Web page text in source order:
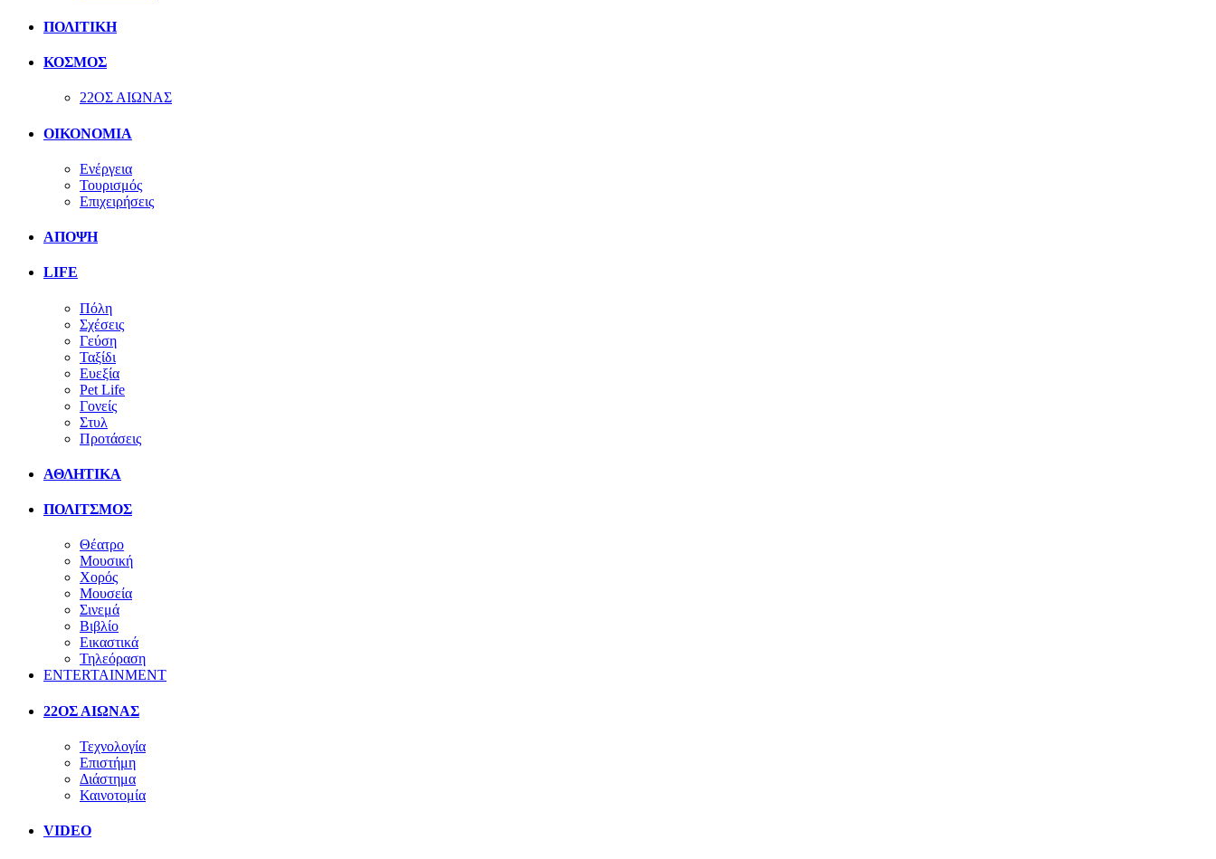
ΠΟΛΙΤΙΚΗ
ΚΟΣΜΟΣ
22ΟΣ ΑΙΩΝΑΣ
ΟΙΚΟΝΟΜΙΑ
Ενέργεια
Τουρισμός
Επιχειρήσεις
ΑΠΟΨΗ
LIFE
Πόλη
Σχέσεις
Γεύση
Ταξίδι
Ευεξία
Pet Life
Γονείς
Στυλ
Προτάσεις
ΑΘΛΗΤΙΚΑ
ΠΟΛΙΤΣΜΟΣ
Θέατρο
Μουσική
Χορός
Μουσεία
Σινεμά
Βιβλίο
Εικαστικά
Τηλεόραση
ENTERTAINMENT
22ΟΣ ΑΙΩΝΑΣ
Τεχνολογία
Επιστήμη
Διάστημα
Καινοτομία
VIDEO